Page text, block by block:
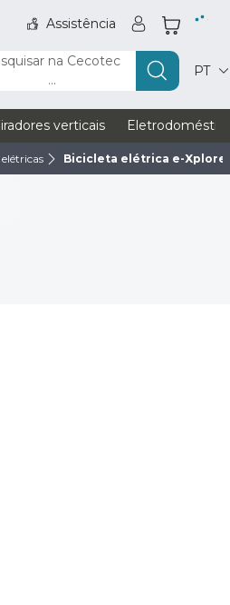
Assistência
na Cecotec
...
PT
verticais
Bicicleta elétrica e-Xplore